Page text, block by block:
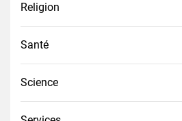
Religion
Santé
Science